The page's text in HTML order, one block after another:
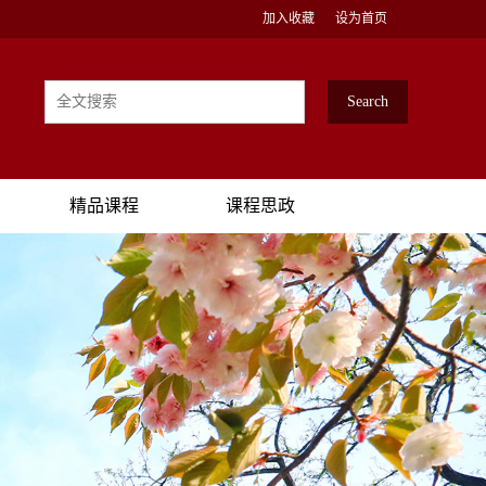
设为首页
加入收藏
精品课程 课程思政